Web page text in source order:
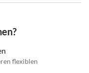
flexiblen